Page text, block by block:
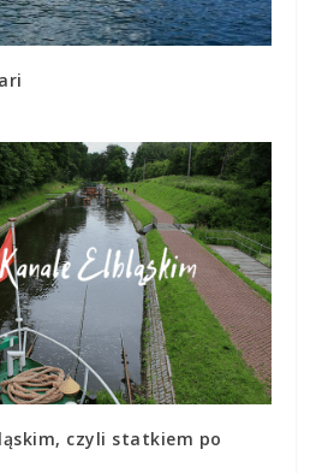
czyli statkiem po